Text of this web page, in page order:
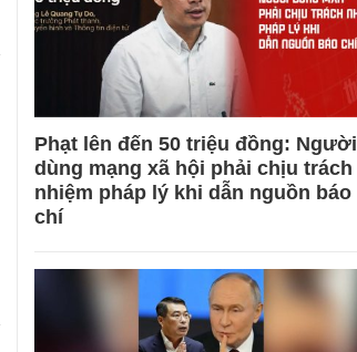
Phạt lên đến 50 triệu đồng: Người
dùng mạng xã hội phải chịu trách
nhiệm pháp lý khi dẫn nguồn báo
chí